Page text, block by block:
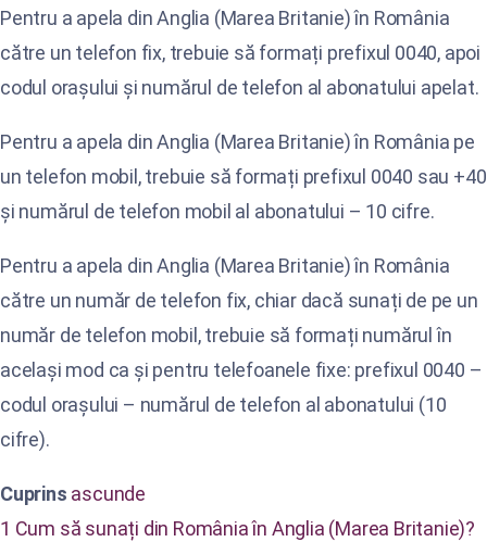
Pentru a apela din Anglia (Marea Britanie) în România
către un telefon fix, trebuie să formați prefixul 0040, apoi
codul orașului și numărul de telefon al abonatului apelat.
Pentru a apela din Anglia (Marea Britanie) în România pe
un telefon mobil, trebuie să formați prefixul 0040 sau +40
și numărul de telefon mobil al abonatului – 10 cifre.
Pentru a apela din Anglia (Marea Britanie) în România
către un număr de telefon fix, chiar dacă sunați de pe un
număr de telefon mobil, trebuie să formați numărul în
același mod ca și pentru telefoanele fixe: prefixul 0040 –
codul orașului – numărul de telefon al abonatului (10
cifre).
Cuprins ascunde
1 Cum să sunați din România în Anglia (Marea Britanie)?